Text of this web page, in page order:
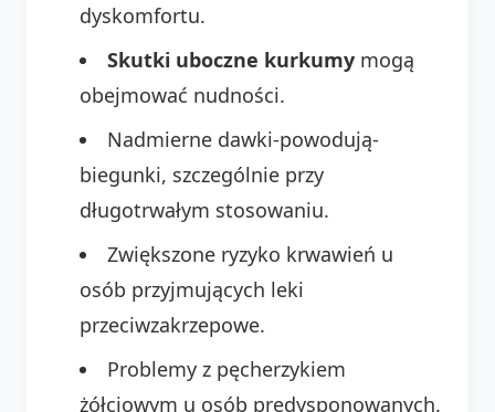
dyskomfortu.
Skutki uboczne kurkumy mogą
obejmować nudności.
Nadmierne dawki-powodują-
biegunki, szczególnie przy
długotrwałym stosowaniu.
Zwiększone ryzyko krwawień u
osób przyjmujących leki
przeciwzakrzepowe.
Problemy z pęcherzykiem
żółciowym u osób predysponowanych.